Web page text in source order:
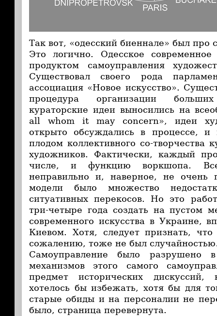
Так вот, «одесский биеннале» был про
Это логично. Одесское современное
продуктом самоуправления
Существовал своего рода
ассоциация «Новое искусство».
процедура организации
кураторские идеи выносились на
all whom it may concern», идеи
открыто обсуждались в процессе, и
плодом коллективного со-творчества
художников. Фактически, каждый
числе, и функцию воркшопа.
неправильно и, наверное, не очень
модели было множество
ситуативных перекосов. Но это
три-четыре года создать на пустом
современного искусства в Украине,
Киевом. Хотя, следует признать,
сожалению, тоже не был
Самоуправление было разрушено
механизмов этого самого
предмет исторических
хотелось бы избежать, хотя бы для
старые обиды и на персоналии не
было, страница перевернута.